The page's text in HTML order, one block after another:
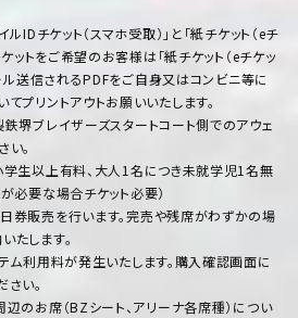
IDチケット（スマホ受取）」と「紙チケット（eチ
ケットをご希望のお客様は「紙チケット（eチケッ
ル送信されるPDFをご自身又はコンビニ等に
プリントアウトお願いいたします。
堺ブレイザーズスタートコート側でのアウェ
。
学生以上有料、大人1名につき未就学児1名無
必要な場合チケット必要）
券販売を行います。完売や残席がわずかの場
たします。
ム利用料が発生いたします。購入確認画面に
い。
のお席（BZシート、アリーナ各席種）につい